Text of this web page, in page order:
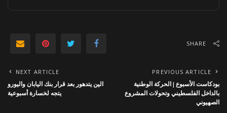
SHARE
PREVIOUS ARTICLE
بودكاست الأسبوع | الحركة الوطنية
بالداخل الفلسطيني وتحولات المشروع
الصهيوني
NEXT ARTICLE
الين يتدهور بعد قرار بنك اليابان واليورو
يتجه لخسارة أسبوعية